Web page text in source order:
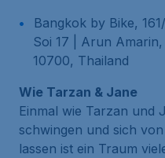
Bangkok by Bike,
Soi 17 | Arun
10700, Thailand
Wie Tarzan & Jane
Einmal wie Tarzan und
schwingen und sich
lassen ist ein Traum